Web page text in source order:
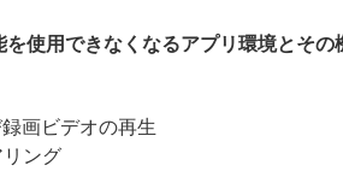
使用できなくなるアプリ環境とその
画ビデオの再生
ング